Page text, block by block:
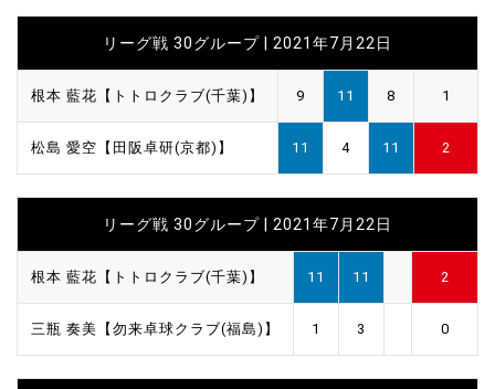
リーグ戦 30グループ | 2021年7月22日
根本 藍花【トトロクラブ(千葉)】 9 11 8 1
松島 愛空【田阪卓研(京都)】 11 4 11 2
リーグ戦 30グループ | 2021年7月22日
根本 藍花【トトロクラブ(千葉)】 11 11 2
三瓶 奏美【勿来卓球クラブ(福島)】 1 3 0